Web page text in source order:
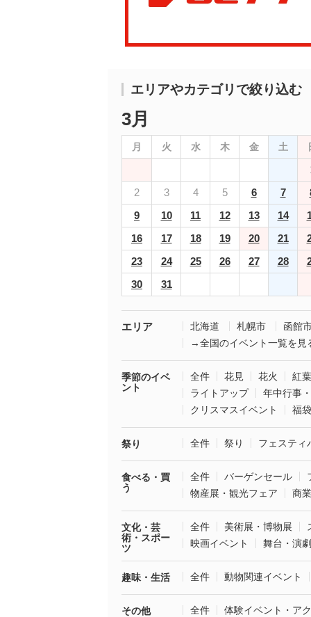
エリアやカテゴリで絞り込む
3月
月 火 水 木 金 土
2
3 4 5 6 7
9
10 11 12 13 14
16
17 18 19 20 21
23
24 25 26 27 28
30
31
エリア 北海道 札幌市
函館
→全国のイベント一覧を見
季節のイベ
ント
全件 花見 花火
紅葉
ライトアップ
年中行事
クリスマスイベント
福
祭り 全件 祭り フェスティ
食べる・買
う
全件 バーゲンセール
物産展・観光フェア
商
文化・芸
術・スポー
ツ
全件 美術展・博物展
映画イベント
舞台・演劇
趣味・生活 全件 動物関連イベント
その他 全件 体験イベント・ア